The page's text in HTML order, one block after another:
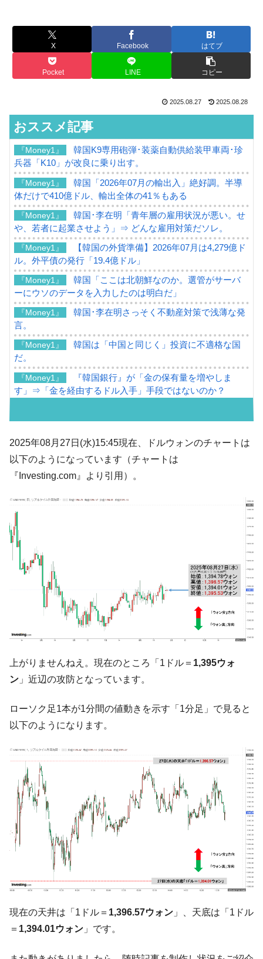
X Facebook はてブ
Pocket LINE コピー
2025.08.27 2025.08.28
おススメ記事
『Money1』
韓国K9専用砲弾･装薬自動供給装甲車両･珍
兵器「K10」が改良に乗り出す。
『Money1』
韓国「2026年07月の輸出入」絶好調。半導
体だけで410億ドル、輸出全体の41％もある
『Money1』
韓国･李在明「青年層の雇用状況が悪い。せ
や、若者に起業させよう」⇒ どんな雇用対策だソレ。
『Money1』
【韓国の外貨準備】2026年07月は4,279億ド
ル。外平債の発行「19.4億ドル」
『Money1』
韓国「ここは北朝鮮なのか。選管がサーバ
ーにウソのデータを入力したのは明白だ」
『Money1』
韓国･李在明さっそく不動産対策で浅薄な発
言。
『Money1』
韓国は「中国と同じく」投資に不適格な国
だ。
『Money1』
『韓国銀行』が「金の保有量を増やしま
す」⇒「金を経由するドル入手」手段ではないのか？
ル」まで拡大 ⇒ 海外資金の動きに強く左右される状態
『Money1』
韓国･帰ってきた李在明。李在明を支持しな
い「50.5％」に上昇
『Money1』
韓国大統領府ボンクラ政策室長が告発され
断
動」
『Money1』
国の過剰生産が世界を蝕む。
『Money1』
韓国製造業「半導体絶好調」のウラで他業
種は全般的「不調」⇒ PSIが示す現況は決して良くない。
『Money1』
【米韓激突案件】韓国消費者院が『クーパ
ン』1人当たり賠償10万ウォンを認定 ⇒ 総額3兆7,000億
『Money1』
韓国型イージス搭載の次世代駆逐艦
「KDDX」1番艦、2032年竣工と公示
『Money1』
【対日本円】ウォン安が急進！ 日米の協調
に韓国がいっちょがみしたのでは。
は韓国で『BYD』車は売れている。6カ月で対前年同期比
1.9倍！
『Money1』
在韓米国大使スティールが着韓！⇒ さっそ
く空港に詰めかけ「出て行け！」「極右勢力」のプラカー
ドを掲げる「在韓反米勢力」
『Money1』
韓国政府「2035年までに18.4GW規模のAIデ
ータセンター整備」⇒ だから無理だってば。
『Money1』
JPモルガン「韓国レバレッジETFの清算は
ほぼ終わった」
『Money1』
韓国『国民年金公団』株価暴落で200兆蒸
『Money1』
韓国政府「ニセＫ-ブランドを通報しようキ
ャンペーン」⇒ あの名物教授も登場！
『Money1』 韓国「橋が落ちました」⇒ 耐久性「なさす
2025年08月27日(水)15:45現在、ドルウォンのチャートは
以下のようになっています（チャートは
『Investing.com』より引用）。
上がりませんねえ。現在のところ「1ドル＝ 1,395ウォ
ン 」近辺の攻防となっています。
ローソク足1本が1分間の値動きを示す「1分足」で見ると
以下のようになります。
現在の天井は「1ドル＝ 1,396.57ウォン 」、天底は「1ドル
＝ 1,394.01ウォン 」です。